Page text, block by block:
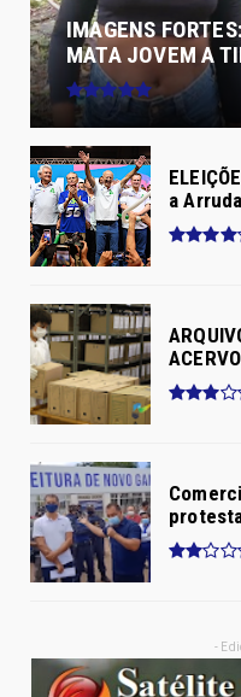
IMAGENS
MATA JOVEM A
a
-